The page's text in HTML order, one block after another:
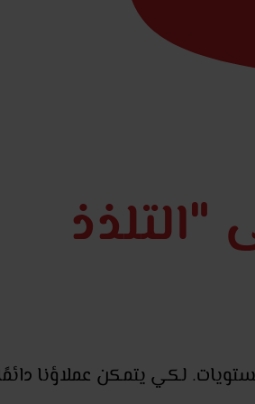
"التلذذ
لكي يتمكن عملاؤنا